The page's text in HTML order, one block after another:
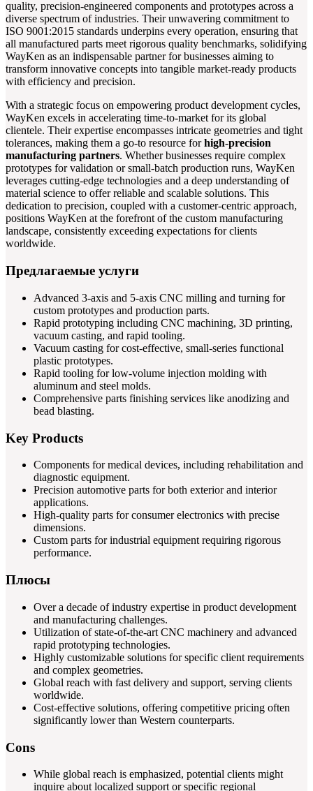
quality, precision-engineered components and prototypes across a
diverse spectrum of industries. Their unwavering commitment to
ISO 9001:2015 standards underpins every operation, ensuring that
all manufactured parts meet rigorous quality benchmarks, solidifying
WayKen as an indispensable partner for businesses aiming to
transform innovative concepts into tangible market-ready products
with efficiency and precision.
With a strategic focus on empowering product development cycles,
WayKen excels in accelerating time-to-market for its global
clientele. Their expertise encompasses intricate geometries and tight
tolerances, making them a go-to resource forhigh-precision
manufacturing partners. Whether businesses require complex
prototypes for validation or small-batch production runs, WayKen
leverages cutting-edge technologies and a deep understanding of
material science to offer reliable and scalable solutions. This
dedication to precision, coupled with a customer-centric approach,
positions WayKen at the forefront of the custom manufacturing
landscape, consistently exceeding expectations for clients
worldwide.
Предлагаемые услуги
Advanced 3-axis and 5-axis CNC milling and turning for
custom prototypes and production parts.
Rapid prototyping including CNC machining, 3D printing,
vacuum casting, and rapid tooling.
Vacuum casting for cost-effective, small-series functional
plastic prototypes.
Rapid tooling for low-volume injection molding with
aluminum and steel molds.
Comprehensive parts finishing services like anodizing and
bead blasting.
Key Products
Components for medical devices, including rehabilitation and
diagnostic equipment.
Precision automotive parts for both exterior and interior
applications.
High-quality parts for consumer electronics with precise
dimensions.
Custom parts for industrial equipment requiring rigorous
performance.
Плюсы
Over a decade of industry expertise in product development
and manufacturing challenges.
Utilization of state-of-the-art CNC machinery and advanced
rapid prototyping technologies.
Highly customizable solutions for specific client requirements
and complex geometries.
Global reach with fast delivery and support, serving clients
worldwide.
Cost-effective solutions, offering competitive pricing often
significantly lower than Western counterparts.
Cons
While global reach is emphasized, potential clients might
inquire about localized support or specific regional